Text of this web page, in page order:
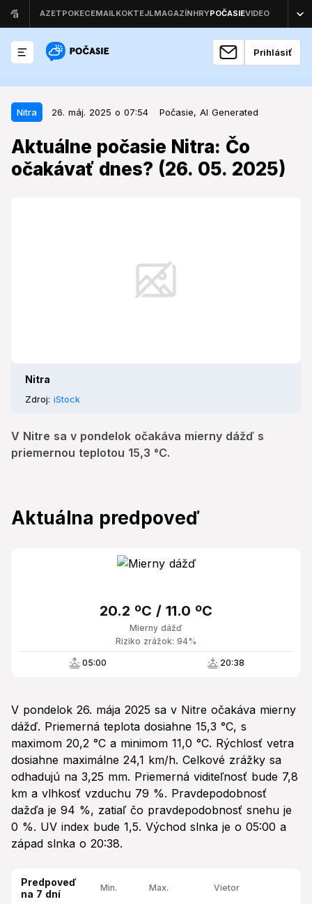
Prihlásiť
Nitra 26. máj. 2025 o 07:54 Počasie, AI Generated
Aktuálne počasie Nitra: Čo
očakávať dnes? (26. 05. 2025)
Nitra
Zdroj: iStock
V Nitre sa v pondelok očakáva mierny dážď s
priemernou teplotou 15,3 °C.
Nitra 26. máj. 2025 o 07:54
Aktuálne počasie Nitra: Čo
očakávať dnes? (26. 05. 2025)
Aktuálna predpoveď
Mierny dážď
20.2 ºC / 11.0 ºC
Riziko zrážok: 94%
05:00 20:38
V pondelok 26. mája 2025 sa v Nitre očakáva mierny
dážď. Priemerná teplota dosiahne 15,3 °C, s
maximom 20,2 °C a minimom 11,0 °C. Rýchlosť vetra
dosiahne maximálne 24,1 km/h. Celkové zrážky sa
odhadujú na 3,25 mm. Priemerná viditeľnosť bude 7,8
km a vlhkosť vzduchu 79 %. Pravdepodobnosť
dažďa je 94 %, zatiaľ čo pravdepodobnosť snehu je
0 %. UV index bude 1,5. Východ slnka je o 05:00 a
západ slnka o 20:38.
Predpoveď
na 7 dní
Min. Max. Vietor